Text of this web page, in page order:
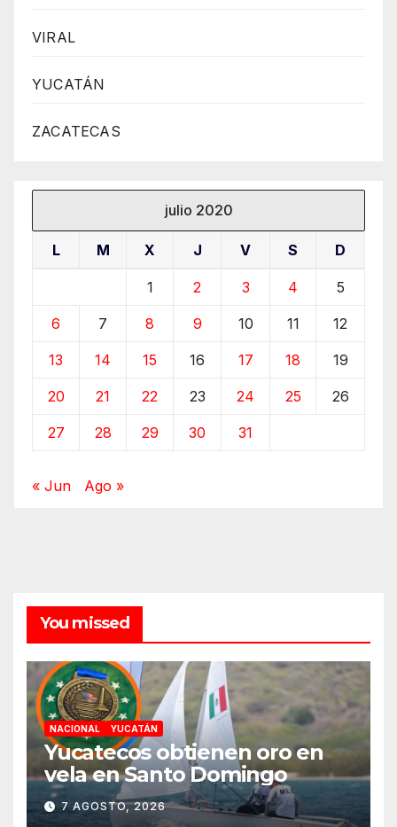
VIRAL
YUCATÁN
ZACATECAS
julio 2020
L M X J V S D
1 2 3 4 5
6 7 8 9 10 11 12
13 14 15 16 17 18 19
20 21 22 23 24 25 26
27 28 29 30 31
« Jun Ago »
You missed
NACIONAL YUCATÁN
Yucatecos obtienen oro en
vela en Santo Domingo
7 AGOSTO, 2026